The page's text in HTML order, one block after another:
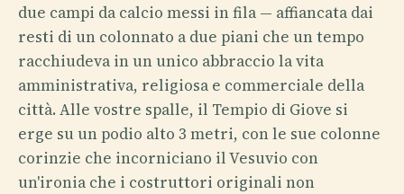
due campi da calcio messi in fila — affiancata dai
resti di un colonnato a due piani che un tempo
racchiudeva in un unico abbraccio la vita
amministrativa, religiosa e commerciale della
città. Alle vostre spalle, il Tempio di Giove si
erge su un podio alto 3 metri, con le sue colonne
corinzie che incorniciano il Vesuvio con
un'ironia che i costruttori originali non